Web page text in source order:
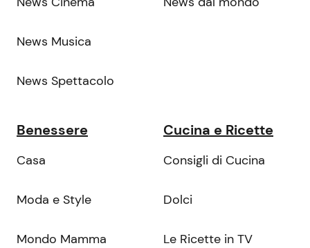
News Musica
News Spettacolo
Benessere
Casa
Moda e Style
Mondo Mamma
Cucina e Ricette
Consigli di Cucina
Dolci
Le Ricette in TV